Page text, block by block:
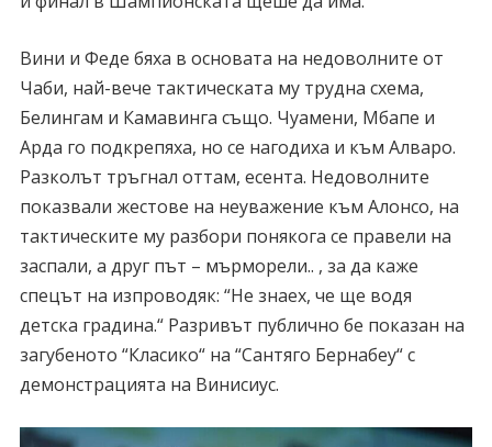
Вини и Феде бяха в основата на недоволните от
Чаби, най-вече тактическата му трудна схема,
Белингам и Камавинга също. Чуамени, Мбапе и
Арда го подкрепяха, но се нагодиха и към Алваро.
Разколът тръгнал оттам, есента. Недоволните
показвали жестове на неуважение към Алонсо, на
тактическите му разбори понякога се правели на
заспали, а друг път – мърморели.. , за да каже
спецът на изпроводяк: “Не знаех, че ще водя
детска градина.“ Разривът публично бе показан на
загубеното “Класико“ на “Сантяго Бернабеу“ с
демонстрацията на Винисиус.